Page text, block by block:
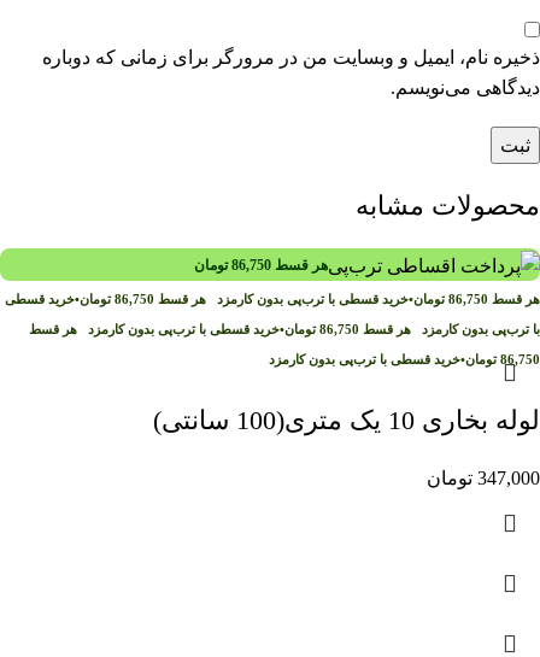
ذخیره نام، ایمیل و وبسایت من در مرورگر برای زمانی که دوباره
دیدگاهی می‌نویسم.
محصولات مشابه
هر قسط 86,750 تومان
هر قسط 86,750 تومان•خرید قسطی با ترب‌پی بدون کارمزد هر قسط 86,750 تومان•خرید قسطی
با ترب‌پی بدون کارمزد هر قسط 86,750 تومان•خرید قسطی با ترب‌پی بدون کارمزد هر قسط
86,750 تومان•خرید قسطی با ترب‌پی بدون کارمزد
لوله بخاری 10 یک متری(100 سانتی)
347,000 تومان